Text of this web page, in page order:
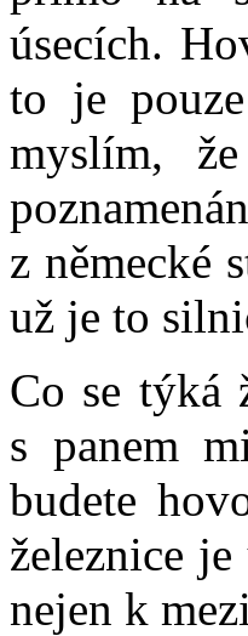
úsecích.
to je
myslím,
z německé
už je to
Co se týká
s panem
budete
železnice
nejen k